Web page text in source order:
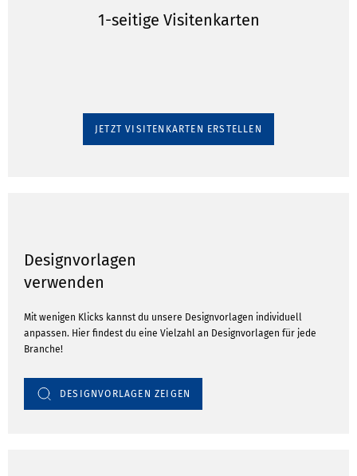
1-seitige Visitenkarten
JETZT VISITENKARTEN ERSTELLEN
Designvorlagen
verwenden
Mit wenigen Klicks kannst du unsere Designvorlagen individuell
anpassen. Hier findest du eine Vielzahl an Designvorlagen für jede
Branche!
DESIGNVORLAGEN ZEIGEN